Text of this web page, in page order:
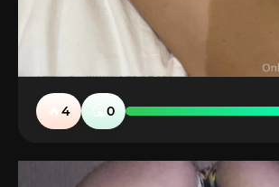
🔥4 🤮0